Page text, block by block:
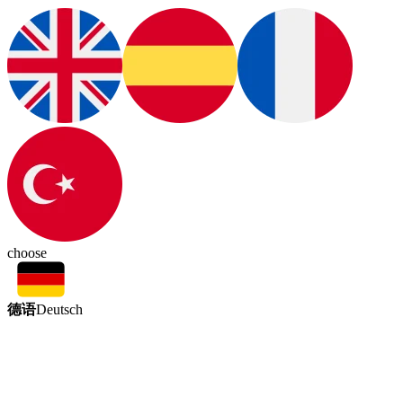
choose
德语Deutsch